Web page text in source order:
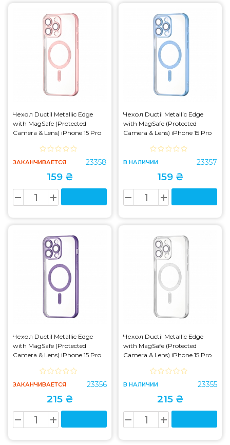
Чехол Ductil Metallic Edge
with MagSafe (Protected
Camera & Lens) iPhone 15 Pro
ЗАКАНЧИВАЕТСЯ 23358
159 ₴
Чехол Ductil Metallic Edge
with MagSafe (Protected
Camera & Lens) iPhone 15 Pro
В НАЛИЧИИ 23357
159 ₴
Чехол Ductil Metallic Edge
with MagSafe (Protected
Camera & Lens) iPhone 15 Pro
ЗАКАНЧИВАЕТСЯ 23356
215 ₴
Чехол Ductil Metallic Edge
with MagSafe (Protected
Camera & Lens) iPhone 15 Pro
В НАЛИЧИИ 23355
215 ₴